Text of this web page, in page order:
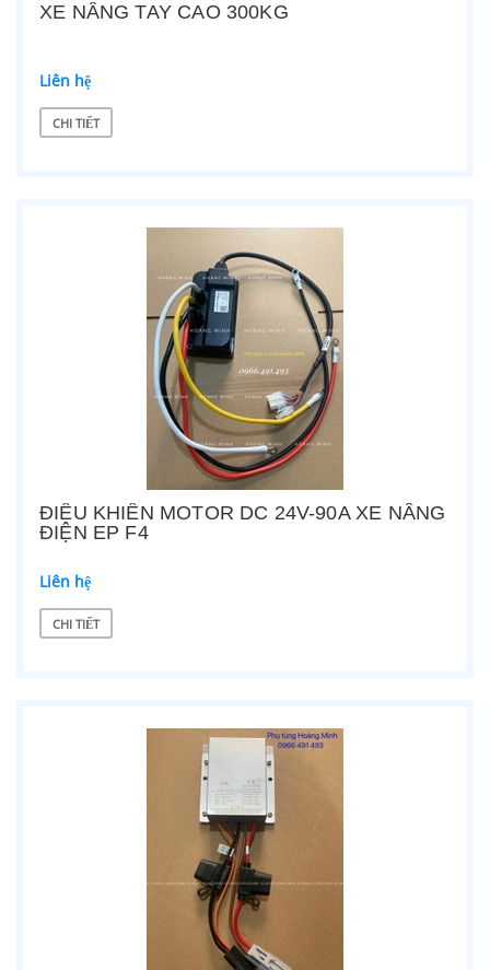
XE NÂNG TAY CAO 300KG
Liên hệ
CHI TIẾT
ĐIỀU KHIỂN MOTOR DC 24V-90A XE NÂNG
ĐIỆN EP F4
Liên hệ
CHI TIẾT